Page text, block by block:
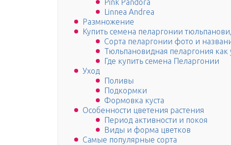
Pink Pandora
Linnea Andrea
Размножение
Купить семена пеларгонии
Сорта пеларгонии фото и
Тюльпановидная пеларгония как
Где купить семена Пеларгонии
Уход
Поливы
Подкормки
Формовка куста
Особенности цветения растения
Период активности и покоя
Виды и форма цветков
Самые популярные сорта